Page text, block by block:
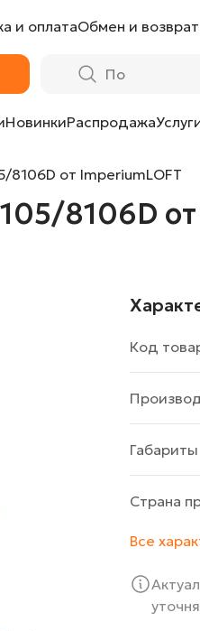
и оплатаОбмен и возврат
НовинкиРаспродажа
8106D от ImperiumLOFT
8106D
Код
Страна
Все